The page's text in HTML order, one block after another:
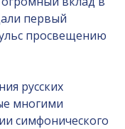
первый
просвещению
русских
многими
симфонического